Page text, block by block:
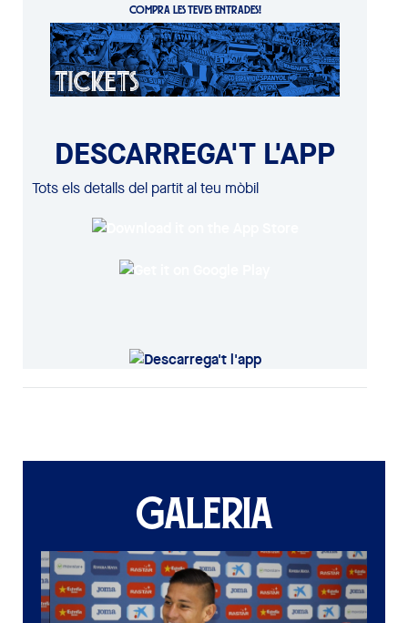
COMPRA LES TEVES ENTRADES!
DESCARREGA'T L'APP
Tots els detalls del partit al teu mòbil
GALERIA